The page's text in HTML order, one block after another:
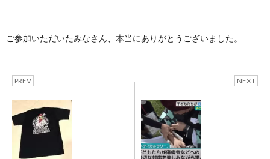
ご参加いただいたみなさん、本当にありがとうございました。
PREV NEXT